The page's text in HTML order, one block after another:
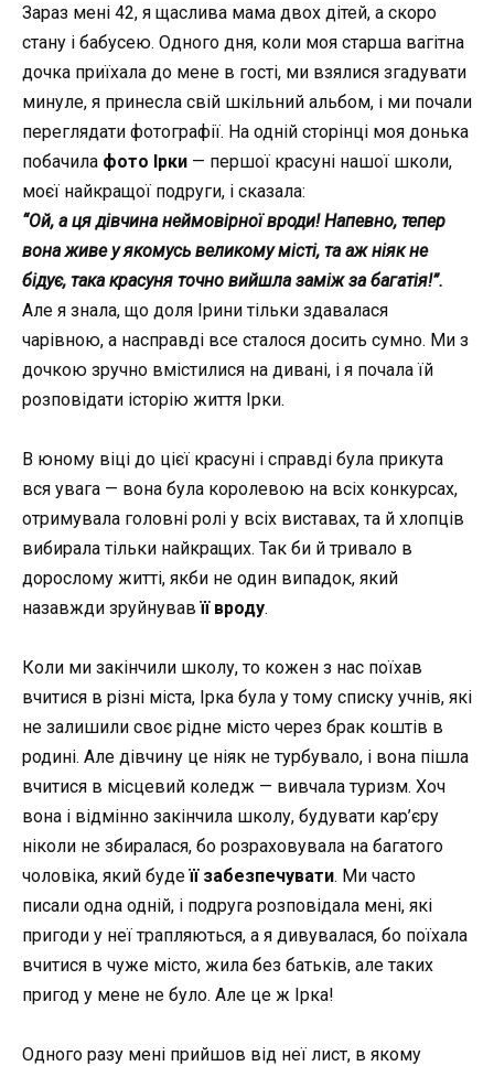
Зараз мені 42, я щаслива мама двох дітей, а скоро
стану і бабусею. Одного дня, коли моя старша вагітна
дочка приїхала до мене в гості, ми взялися згадувати
минуле, я принесла свій шкільний альбом, і ми почали
переглядати фотографії. На одній сторінці моя донька
побачила фото Ірки — першої красуні нашої школи,
моєї найкращої подруги, і сказала:
“Ой, а ця дівчина неймовірної вроди! Напевно, тепер
вона живе у якомусь великому місті, та аж ніяк не
бідує, така красуня точно вийшла заміж за багатія!”.
Але я знала, що доля Ірини тільки здавалася
чарівною, а насправді все сталося досить сумно. Ми з
дочкою зручно вмістилися на дивані, і я почала їй
розповідати історію життя Ірки.
В юному віці до цієї красуні і справді була прикута
вся увага — вона була королевою на всіх конкурсах,
отримувала головні ролі у всіх виставах, та й хлопців
вибирала тільки найкращих. Так би й тривало в
дорослому житті, якби не один випадок, який
назавжди зруйнувавїї вроду.
Коли ми закінчили школу, то кожен з нас поїхав
вчитися в різні міста, Ірка була у тому списку учнів, які
не залишили своє рідне місто через брак коштів в
родині. Але дівчину це ніяк не турбувало, і вона пішла
вчитися в місцевий коледж — вивчала туризм. Хоч
вона і відмінно закінчила школу, будувати кар’єру
ніколи не збиралася, бо розраховувала на багатого
чоловіка, який будеїї забезпечувати. Ми часто
писали одна одній, і подруга розповідала мені, які
пригоди у неї трапляються, а я дивувалася, бо поїхала
вчитися в чуже місто, жила без батьків, але таких
пригод у мене не було. Але це ж Ірка!
Одного разу мені прийшов від неї лист, в якому